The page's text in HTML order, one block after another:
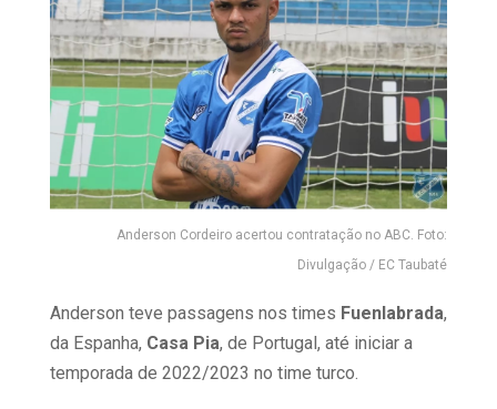
Anderson Cordeiro acertou contratação no ABC. Foto:
Divulgação / EC Taubaté
Anderson teve passagens nos times Fuenlabrada,
da Espanha, Casa Pia, de Portugal, até iniciar a
temporada de 2022/2023 no time turco.